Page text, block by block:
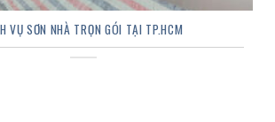
VỤ SƠN NHÀ TRỌN GÓI TẠI TP.HCM